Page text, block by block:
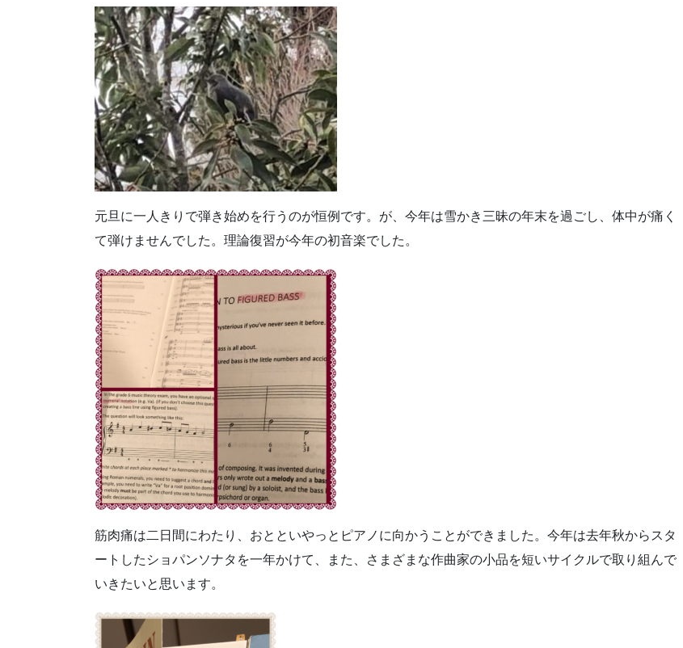
元旦に一人きりで弾き始めを行うのが恒例です。が、今年は雪かき三昧の年末を過ごし、体中が痛く
て弾けませんでした。理論復習が今年の初音楽でした。
筋肉痛は二日間にわたり、おとといやっとピアノに向かうことができました。今年は去年秋からスタ
ートしたショパンソナタを一年かけて、また、さまざまな作曲家の小品を短いサイクルで取り組んで
いきたいと思います。